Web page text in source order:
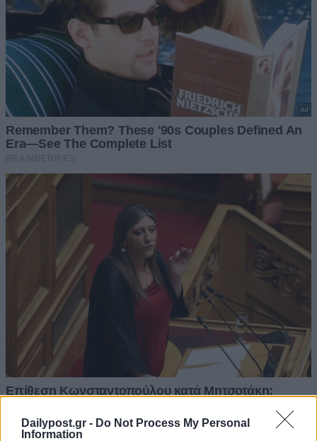
Dailypost.gr - Do Not Process My Personal
Information